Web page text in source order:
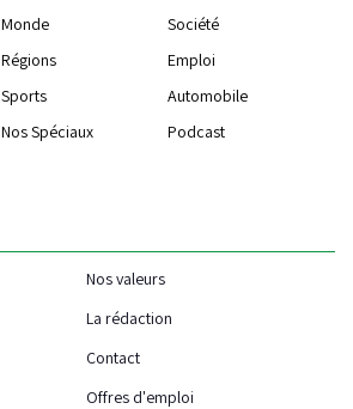
Monde
Société
Régions
Emploi
Sports
Automobile
Nos Spéciaux Podcast
Nos valeurs
La rédaction
Contact
Offres d'emploi